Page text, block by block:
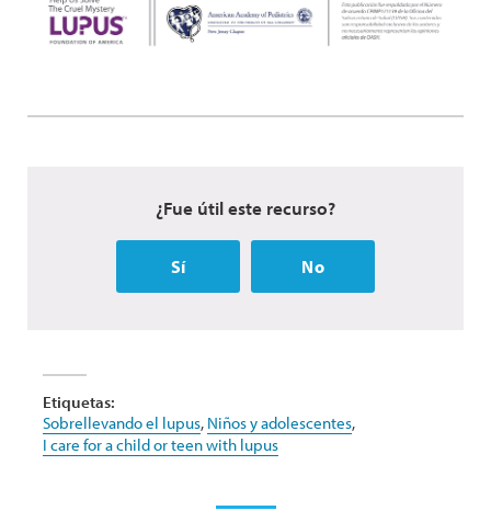
¿Fue útil este recurso?
Sí No
Etiquetas:
Sobrellevando el lupus, Niños y adolescentes,
I care for a child or teen with lupus